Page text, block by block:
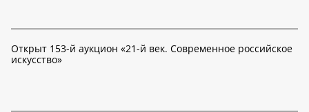
Открыт 153-й аукцион «21-й век. Современное российское
искусство»